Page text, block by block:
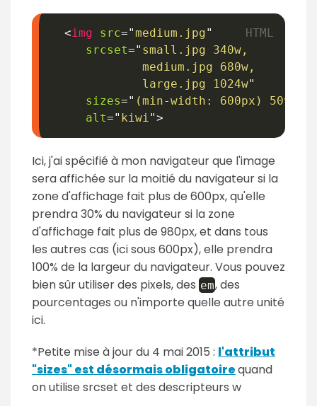
<img src="medium.jpg"
srcset=" small.jpg 340w,
             medium.jpg 680w,
             large.jpg 1024w
"
sizes=" (min-width: 600px) 50vw
alt=" kiwi">
Ici, j'ai spécifié à mon navigateur que l'image
sera affichée sur la moitié du navigateur si la
zone d'affichage fait plus de 600px, qu'elle
prendra 30% du navigateur si la zone
d'affichage fait plus de 980px, et dans tous
les autres cas (ici sous 600px), elle prendra
100% de la largeur du navigateur. Vous pouvez
bien sûr utiliser des pixels, des em, des
pourcentages ou n'importe quelle autre unité
ici.
*Petite mise à jour du 4 mai 2015 : l'attribut
"sizes" est désormais obligatoirequand
on utilise srcset et des descripteurs w